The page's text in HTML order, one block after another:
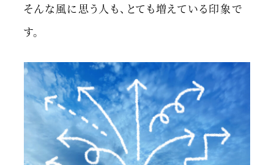
そんな風に思う人も、とても増えている印象で
す。